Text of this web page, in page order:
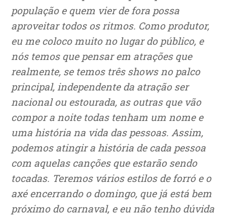
população e quem vier de fora possa
aproveitar todos os ritmos. Como produtor,
eu me coloco muito no lugar do público, e
nós temos que pensar em atrações que
realmente, se temos três shows no palco
principal, independente da atração ser
nacional ou estourada, as outras que vão
compor a noite todas tenham um nome e
uma história na vida das pessoas. Assim,
podemos atingir a história de cada pessoa
com aquelas canções que estarão sendo
tocadas. Teremos vários estilos de forró e o
axé encerrando o domingo, que já está bem
próximo do carnaval, e eu não tenho dúvida